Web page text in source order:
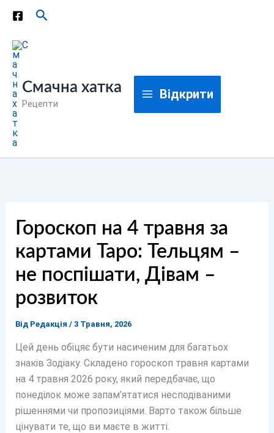
Перейти
вмісту
Пошук
Смачна хатка
Рецепти
Відкрити
Гороскоп на 4 травня за
картами Таро: Тельцям –
не поспішати, Дівам –
розвиток
Від Редакція / 3 Травня, 2026
Цей день обіцяє бути насиченим для багатьох
знаків Зодіаку. Складено гороскоп травня картами
на 4 травня 2026 року, який передбачає, що
понеділок може запам’ятатися несподіваними
рішеннями чи пропозиціями. Варто також більше
цінувати те, що ви маєте в житті.